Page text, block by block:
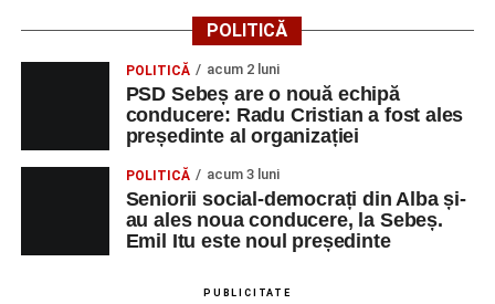
POLITICĂ
POLITICĂ acum 2 luni
PSD Sebeș are o nouă echipă
conducere: Radu Cristian a fost ales
președinte al organizației
POLITICĂ acum 3 luni
Seniorii social-democrați din Alba și-
au ales noua conducere, la Sebeș.
Emil Itu este noul președinte
PUBLICITATE